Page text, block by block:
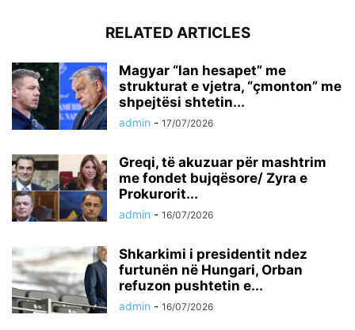
RELATED ARTICLES
Magyar “lan hesapet” me
strukturat e vjetra, “çmonton” me
shpejtësi shtetin...
admin - 17/07/2026
Greqi, të akuzuar për mashtrim
me fondet bujqësore/ Zyra e
Prokurorit...
admin - 16/07/2026
Shkarkimi i presidentit ndez
furtunën në Hungari, Orban
refuzon pushtetin e...
admin - 16/07/2026